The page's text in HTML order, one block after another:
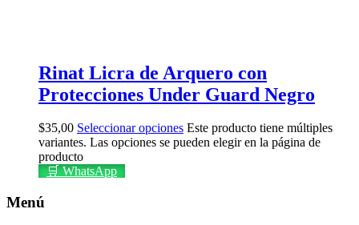
Rinat Licra de Arquero con
Protecciones Under Guard Negro
$35,00 Seleccionar opciones Este producto tiene múltiples
variantes. Las opciones se pueden elegir en la página de
producto
🛒 WhatsApp
Menú